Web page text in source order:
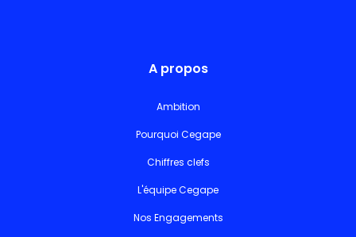
A propos
Ambition
Pourquoi Cegape
Chiffres clefs
L'équipe Cegape
Nos Engagements